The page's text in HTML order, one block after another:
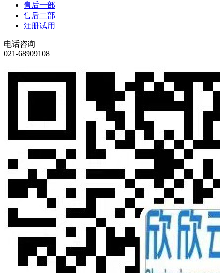
售后一部
售后二部
注册试用
电话咨询
021-68909108